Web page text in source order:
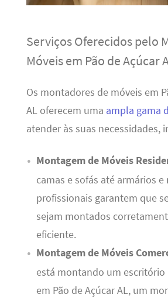
Serviços Oferecidos pelo
Móveis em Pão de Açúcar
Os montadores de móveis em
AL oferecem uma ampla gama
atender às suas necessidades,
Montagem de Móveis
camas e sofás até armários e
profissionais garantem que
sejam montados
eficiente.
Montagem de Móveis
está montando um escritório
em Pão de Açúcar AL, um